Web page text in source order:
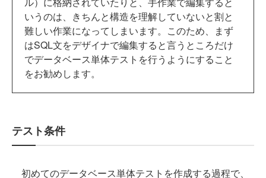
いうのは、きちんと構造を理解していないと割と
難しい作業になってしまいます。このため、まず
はSQL文をデザイナで編集すると言うところだけ
でデータベース単体テストを行うようにすること
をお勧めします。
テスト条件
初めてのデータベース単体テストを作成する過程で、